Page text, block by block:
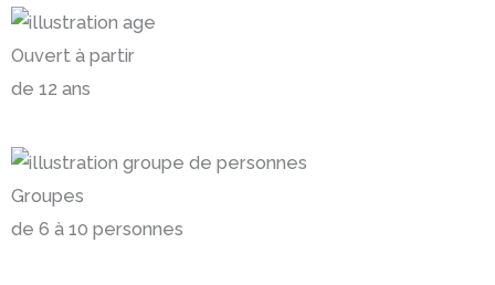
Ouvert à partir
de 12 ans
Groupes
de 6 à 10 personnes